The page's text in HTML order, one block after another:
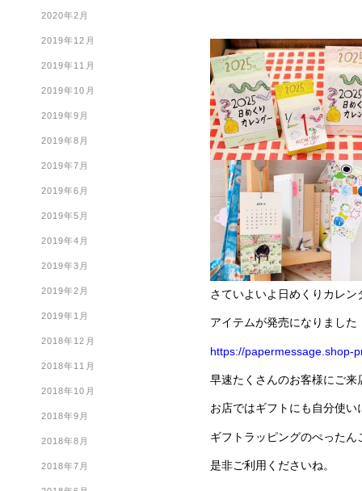
2020年2月
2019年12月
2019年11月
2019年10月
2019年9月
2019年8月
2019年7月
2019年6月
2019年5月
2019年4月
2019年3月
2019年2月
2019年1月
2018年12月
2018年11月
2018年10月
2018年9月
2018年8月
2018年7月
さていよいよ日めくりカレ
アイテムが発売になりました
https://papermessage.shop-
早速たくさんのお客様にご
お店ではギフトにも自分使
ギフトラッピングのぺった
是非ご利用くださいね。